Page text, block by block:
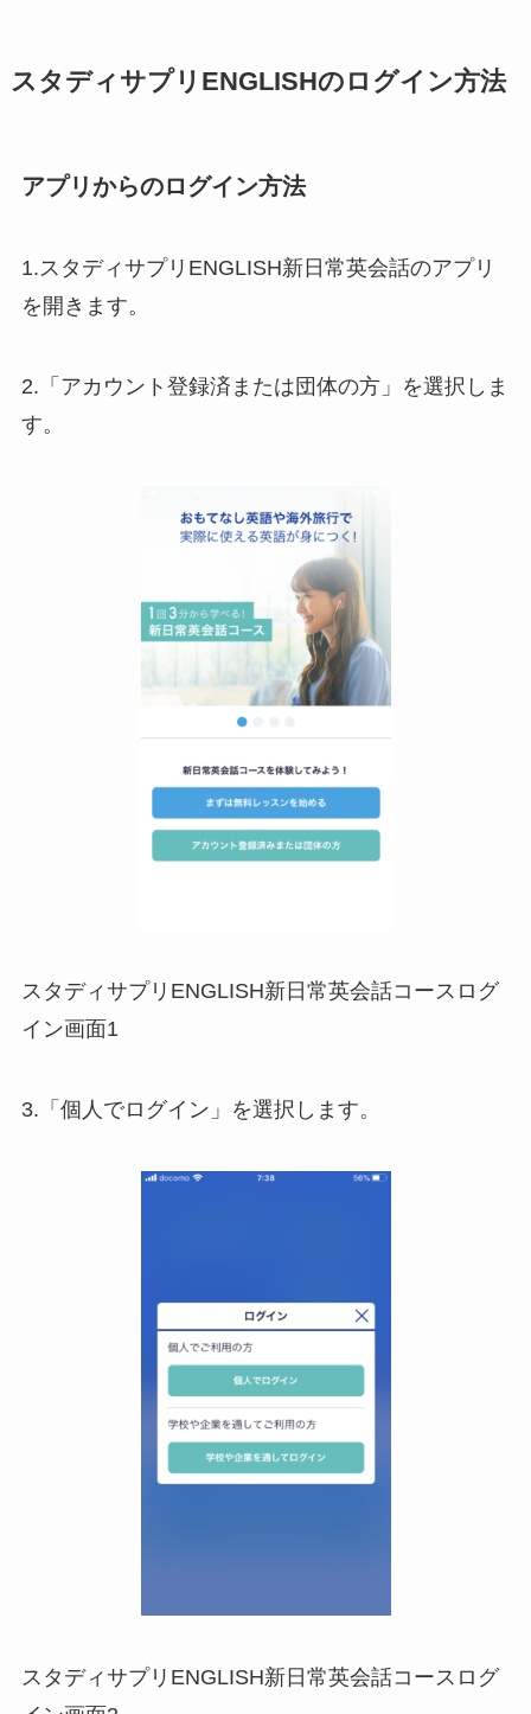
スタディサプリENGLISHのログイン方法
アプリからのログイン方法
1.スタディサプリENGLISH新日常英会話のアプリ
を開きます。
2.「アカウント登録済または団体の方」を選択しま
す。
スタディサプリENGLISH新日常英会話コースログ
イン画面1
3.「個人でログイン」を選択します。
スタディサプリENGLISH新日常英会話コースログ